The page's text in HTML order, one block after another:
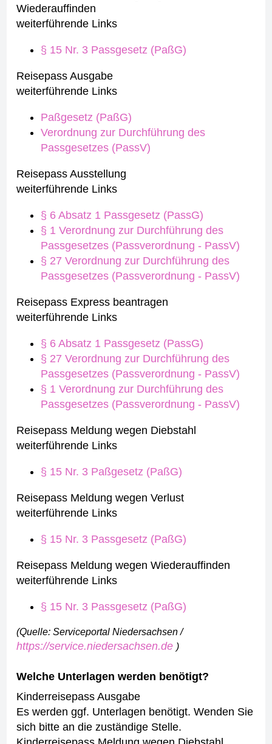
Wiederauffinden
weiterführende Links
§ 15 Nr. 3 Passgesetz (PaßG)
Reisepass Ausgabe
weiterführende Links
Paßgesetz (PaßG)
Verordnung zur Durchführung des
Passgesetzes (PassV)
Reisepass Ausstellung
weiterführende Links
§ 6 Absatz 1 Passgesetz (PassG)
§ 1 Verordnung zur Durchführung des
Passgesetzes (Passverordnung - PassV)
§ 27 Verordnung zur Durchführung des
Passgesetzes (Passverordnung - PassV)
Reisepass Express beantragen
weiterführende Links
§ 6 Absatz 1 Passgesetz (PassG)
§ 27 Verordnung zur Durchführung des
Passgesetzes (Passverordnung - PassV)
§ 1 Verordnung zur Durchführung des
Passgesetzes (Passverordnung - PassV)
Reisepass Meldung wegen Diebstahl
weiterführende Links
§ 15 Nr. 3 Paßgesetz (PaßG)
Reisepass Meldung wegen Verlust
weiterführende Links
§ 15 Nr. 3 Passgesetz (PaßG)
Reisepass Meldung wegen Wiederauffinden
weiterführende Links
§ 15 Nr. 3 Passgesetz (PaßG)
(Quelle: Serviceportal Niedersachsen /
https://service.niedersachsen.de )
Welche Unterlagen werden benötigt?
Kinderreisepass Ausgabe
Es werden ggf. Unterlagen benötigt. Wenden Sie
sich bitte an die zuständige Stelle.